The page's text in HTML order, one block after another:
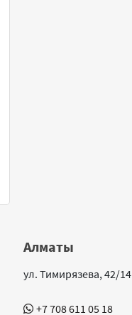
Алматы
ул. Тимирязева, 42/14
+7 708 611 05 18